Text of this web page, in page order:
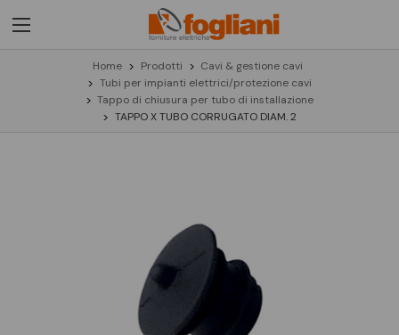
Home Prodotti
Cavi & gestione cavi
Tubi per impianti elettrici/protezione cavi
Tappo di chiusura per tubo di installazione
TAPPO X TUBO CORRUGATO DIAM. 2